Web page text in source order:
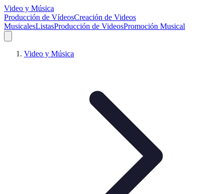
Video y Música
Producción de VídeosCreación de Videos
MusicalesListasProducción de VideosPromoción Musical
Video y Música